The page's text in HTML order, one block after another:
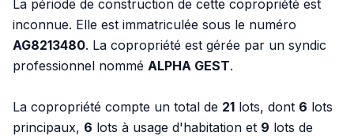
La période de construction de cette copropriété est
inconnue. Elle est immatriculée sous le numéro
AG8213480. La copropriété est gérée par un syndic
professionnel nommé ALPHA GEST.
La copropriété compte un total de 21 lots, dont 6 lots
principaux, 6 lots à usage d'habitation et 9 lots de